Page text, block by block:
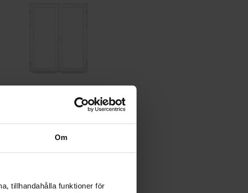
Om
tillhandahålla funktioner för
Utåtgående PVC parfönsterdörr
Gå till produkt